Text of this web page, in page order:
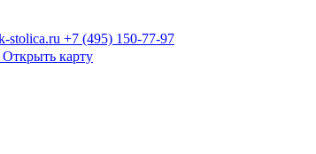
stolica.ru +7 (495) 150-77-97
Открыть карту